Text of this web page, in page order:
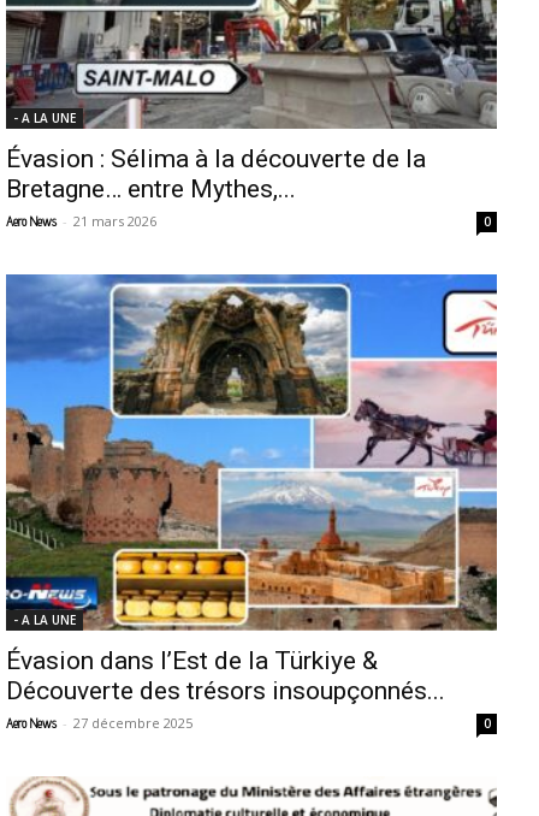
- A LA UNE
Évasion : Sélima à la découverte de la
Bretagne… entre Mythes,...
Aero News - 21 mars 2026 0
- A LA UNE
Évasion dans l’Est de la Türkiye &
Découverte des trésors insoupçonnés...
Aero News - 27 décembre 2025 0